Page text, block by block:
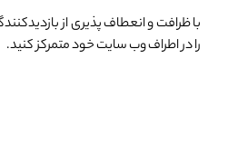
با ظرافت و انعطاف پذیری از
را در اطراف وب سایت خود متمرکز کنید.